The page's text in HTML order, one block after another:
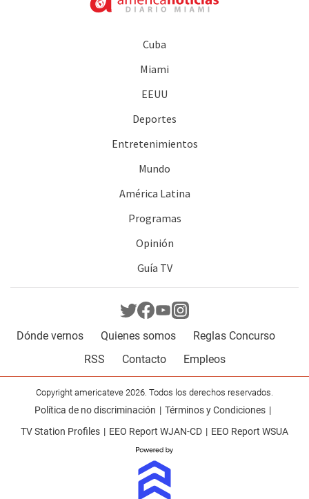
Cuba
Miami
EEUU
Deportes
Entretenimientos
Mundo
América Latina
Programas
Opinión
Guía TV
Dónde vernos Quienes somos
Reglas Concurso
RSS
Contacto Empleos
Copyright americateve 2026. Todos los derechos reservados.
Política de no discriminación
Términos y Condiciones
TV Station Profiles
EEO Report WJAN-CD EEO Report WSUA